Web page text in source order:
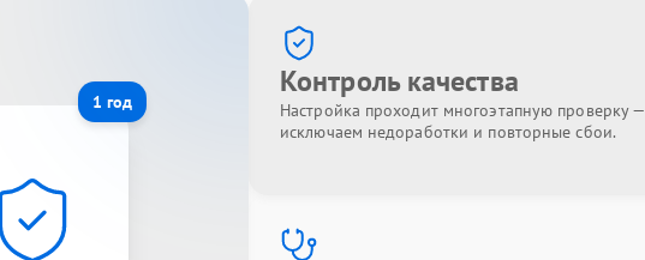
1 год
Контроль качества
Настройка проходит многоэтапную проверку —
исключаем недоработки и повторные сбои.